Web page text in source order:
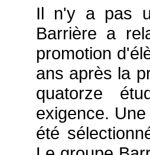
Il n'y a pas
Barrière a
promotion
ans après la
quatorze
exigence.
été